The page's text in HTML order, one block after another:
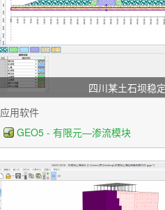
四川某土石坝稳
应用软件
GEO5 - 有限元—渗流模块